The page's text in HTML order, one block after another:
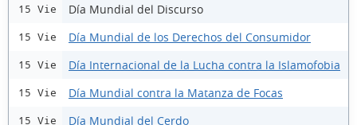
15 Vie Día Mundial del Discurso
15 Vie Día Mundial de los Derechos del Consumidor
15 Vie Día Internacional de la Lucha contra la Islamofobia
15 Vie Día Mundial contra la Matanza de Focas
15 Vie Día Mundial del Cerdo